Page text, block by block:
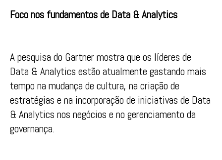
Foco nos fundamentos de Data & Analytics
A pesquisa do Gartner mostra que os líderes de
Data & Analytics estão atualmente gastando mais
tempo na mudança de cultura, na criação de
estratégias e na incorporação de iniciativas de Data
& Analytics nos negócios e no gerenciamento da
governança.